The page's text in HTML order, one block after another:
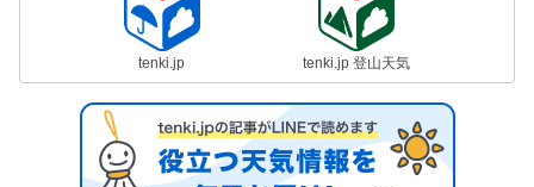
tenki.jp tenki.jp 登山天気